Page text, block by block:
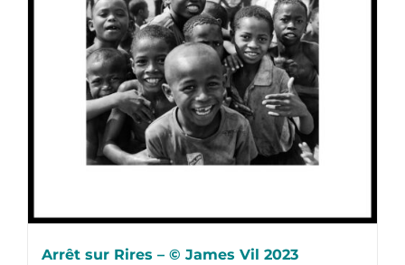
Arrêt sur Rires – © James Vil 2023